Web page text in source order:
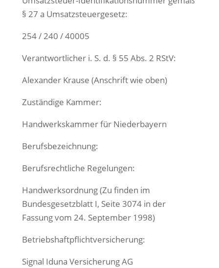
§ 27 a Umsatzsteuergesetz:
254 / 240 / 40005
Verantwortlicher i. S. d. § 55 Abs. 2 RStV:
Alexander Krause (Anschrift wie oben)
Zuständige Kammer:
Handwerkskammer für Niederbayern
Berufsbezeichnung:
Berufsrechtliche Regelungen:
Handwerksordnung (Zu finden im
Bundesgesetzblatt I, Seite 3074 in der
Fassung vom 24. September 1998)
Betriebshaftpflichtversicherung:
Signal Iduna Versicherung AG